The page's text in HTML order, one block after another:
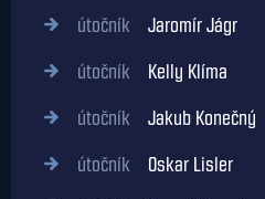
útočník Jaromír Jágr
útočník Kelly Klíma
útočník Jakub Konečný
útočník Oskar Lisler